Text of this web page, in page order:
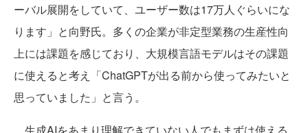
ーバル展開をしていて、ユーザー数は17万人ぐらいにな
ります」と向野氏。多くの企業が非定型業務の生産性向
上には課題を感じており、大規模言語モデルはその課題
に使えると考え「ChatGPTが出る前から使ってみたいと
思っていました」と言う。
生成AIをあまり理解できていない人でもまずは使える